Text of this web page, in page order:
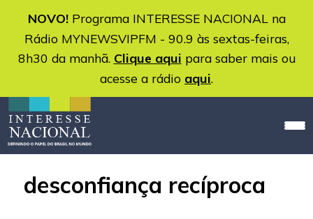
NOVO!Programa INTERESSE NACIONAL na
Rádio MYNEWSVIPFM - 90.9 às sextas-feiras,
8h30 da manhã. Clique aqui para saber mais ou
acesse a rádio aqui.
desconfiança recíproca